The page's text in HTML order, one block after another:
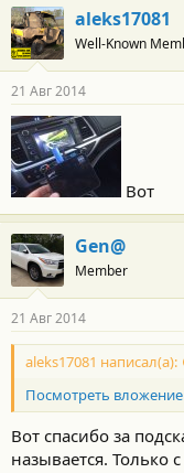
aleks17081
Well-Known
21 Авг 2014
Вот
Gen@
Member
21 Авг 2014
aleks17081 написал(а):
Посмотреть вложение
Вот спасибо за
называется. Только